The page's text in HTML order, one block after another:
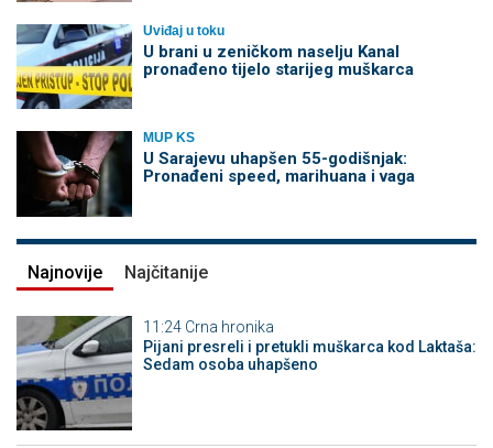
Uviđaj u toku
U brani u zeničkom naselju Kanal
pronađeno tijelo starijeg muškarca
MUP KS
U Sarajevu uhapšen 55-godišnjak:
Pronađeni speed, marihuana i vaga
Najnovije Najčitanije
11:24 Crna hronika
Pijani presreli i pretukli muškarca kod Laktaša:
Sedam osoba uhapšeno